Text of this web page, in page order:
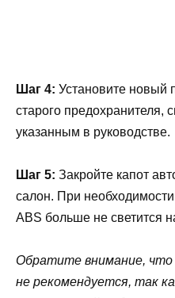
Шаг 4: Установите новый
старого предохранителя,
указанным в руководстве.
Шаг 5: Закройте капот
салон. При
ABS больше не светится
Обратите внимание, что
не рекомендуется, так